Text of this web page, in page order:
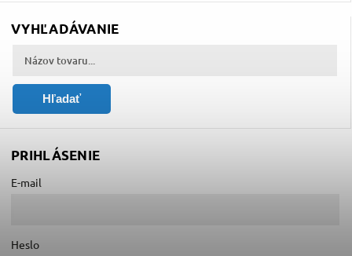
VYHĽADÁVANIE
Hľadať
PRIHLÁSENIE
E-mail
Heslo